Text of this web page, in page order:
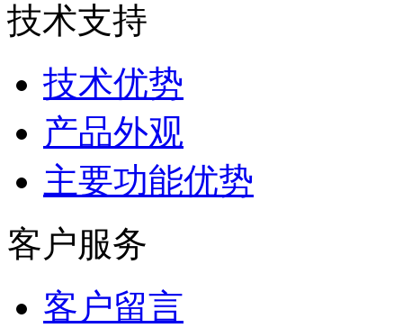
技术支持
技术优势
产品外观
主要功能优势
客户服务
客户留言